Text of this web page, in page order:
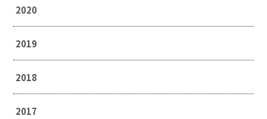
2020
2019
2018
2017